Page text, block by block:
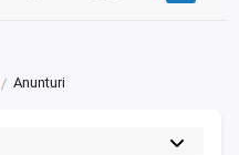
Anunturi